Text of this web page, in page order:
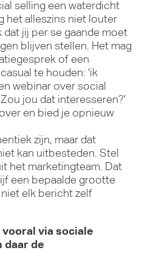
selling een waterdicht
het alleszins niet louter
jij per se gaande moet
blijven stellen. Het mag
of een
te houden: ‘ik
webinar over social
jou dat interesseren?’
en bied je opnieuw
zijn, maar dat
kan uitbesteden. Stel
het marketingteam. Dat
een bepaalde grootte
niet elk bericht zelf
via sociale
daar de